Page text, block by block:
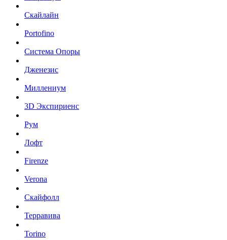
Скайлайн
Portofino
Система Опоры
Дженезис
Миллениум
3D Экспириенс
Рум
Лофт
Firenze
Verona
Скайфолл
Терравива
Torino